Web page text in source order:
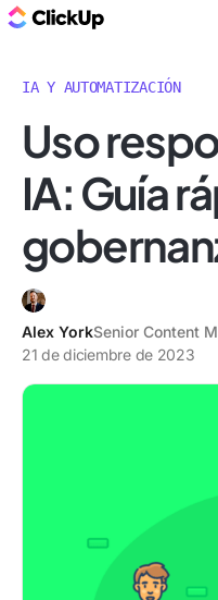
IA Y AUTOMATIZACIÓN
Uso
IA: Guía
Alex YorkSenior Content
21 de diciembre de 2023